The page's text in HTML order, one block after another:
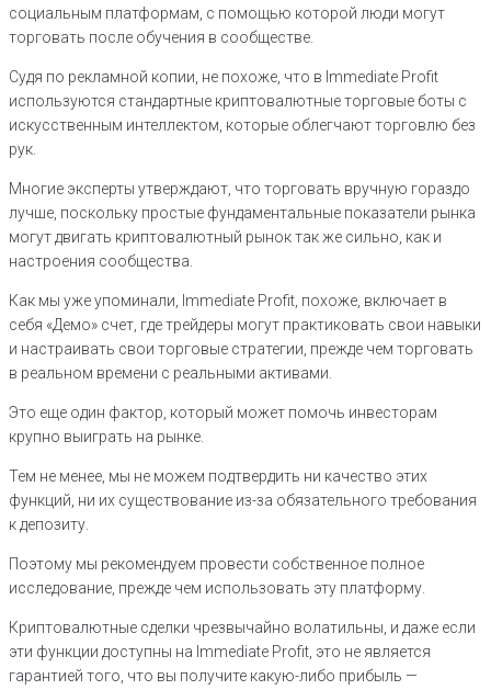
социальным платформам, с помощью которой люди могут
торговать после обучения в сообществе.
Судя по рекламной копии, не похоже, что в Immediate Profit
используются стандартные криптовалютные торговые боты с
искусственным интеллектом, которые облегчают торговлю без
рук.
Многие эксперты утверждают, что торговать вручную гораздо
лучше, поскольку простые фундаментальные показатели рынка
могут двигать криптовалютный рынок так же сильно, как и
настроения сообщества.
Как мы уже упоминали, Immediate Profit, похоже, включает в
себя «Демо» счет, где трейдеры могут практиковать свои навыки
и настраивать свои торговые стратегии, прежде чем торговать
в реальном времени с реальными активами.
Это еще один фактор, который может помочь инвесторам
крупно выиграть на рынке.
Тем не менее, мы не можем подтвердить ни качество этих
функций, ни их существование из-за обязательного требования
к депозиту.
Поэтому мы рекомендуем провести собственное полное
исследование, прежде чем использовать эту платформу.
Криптовалютные сделки чрезвычайно волатильны, и даже если
эти функции доступны на Immediate Profit, это не является
гарантией того, что вы получите какую-либо прибыль —